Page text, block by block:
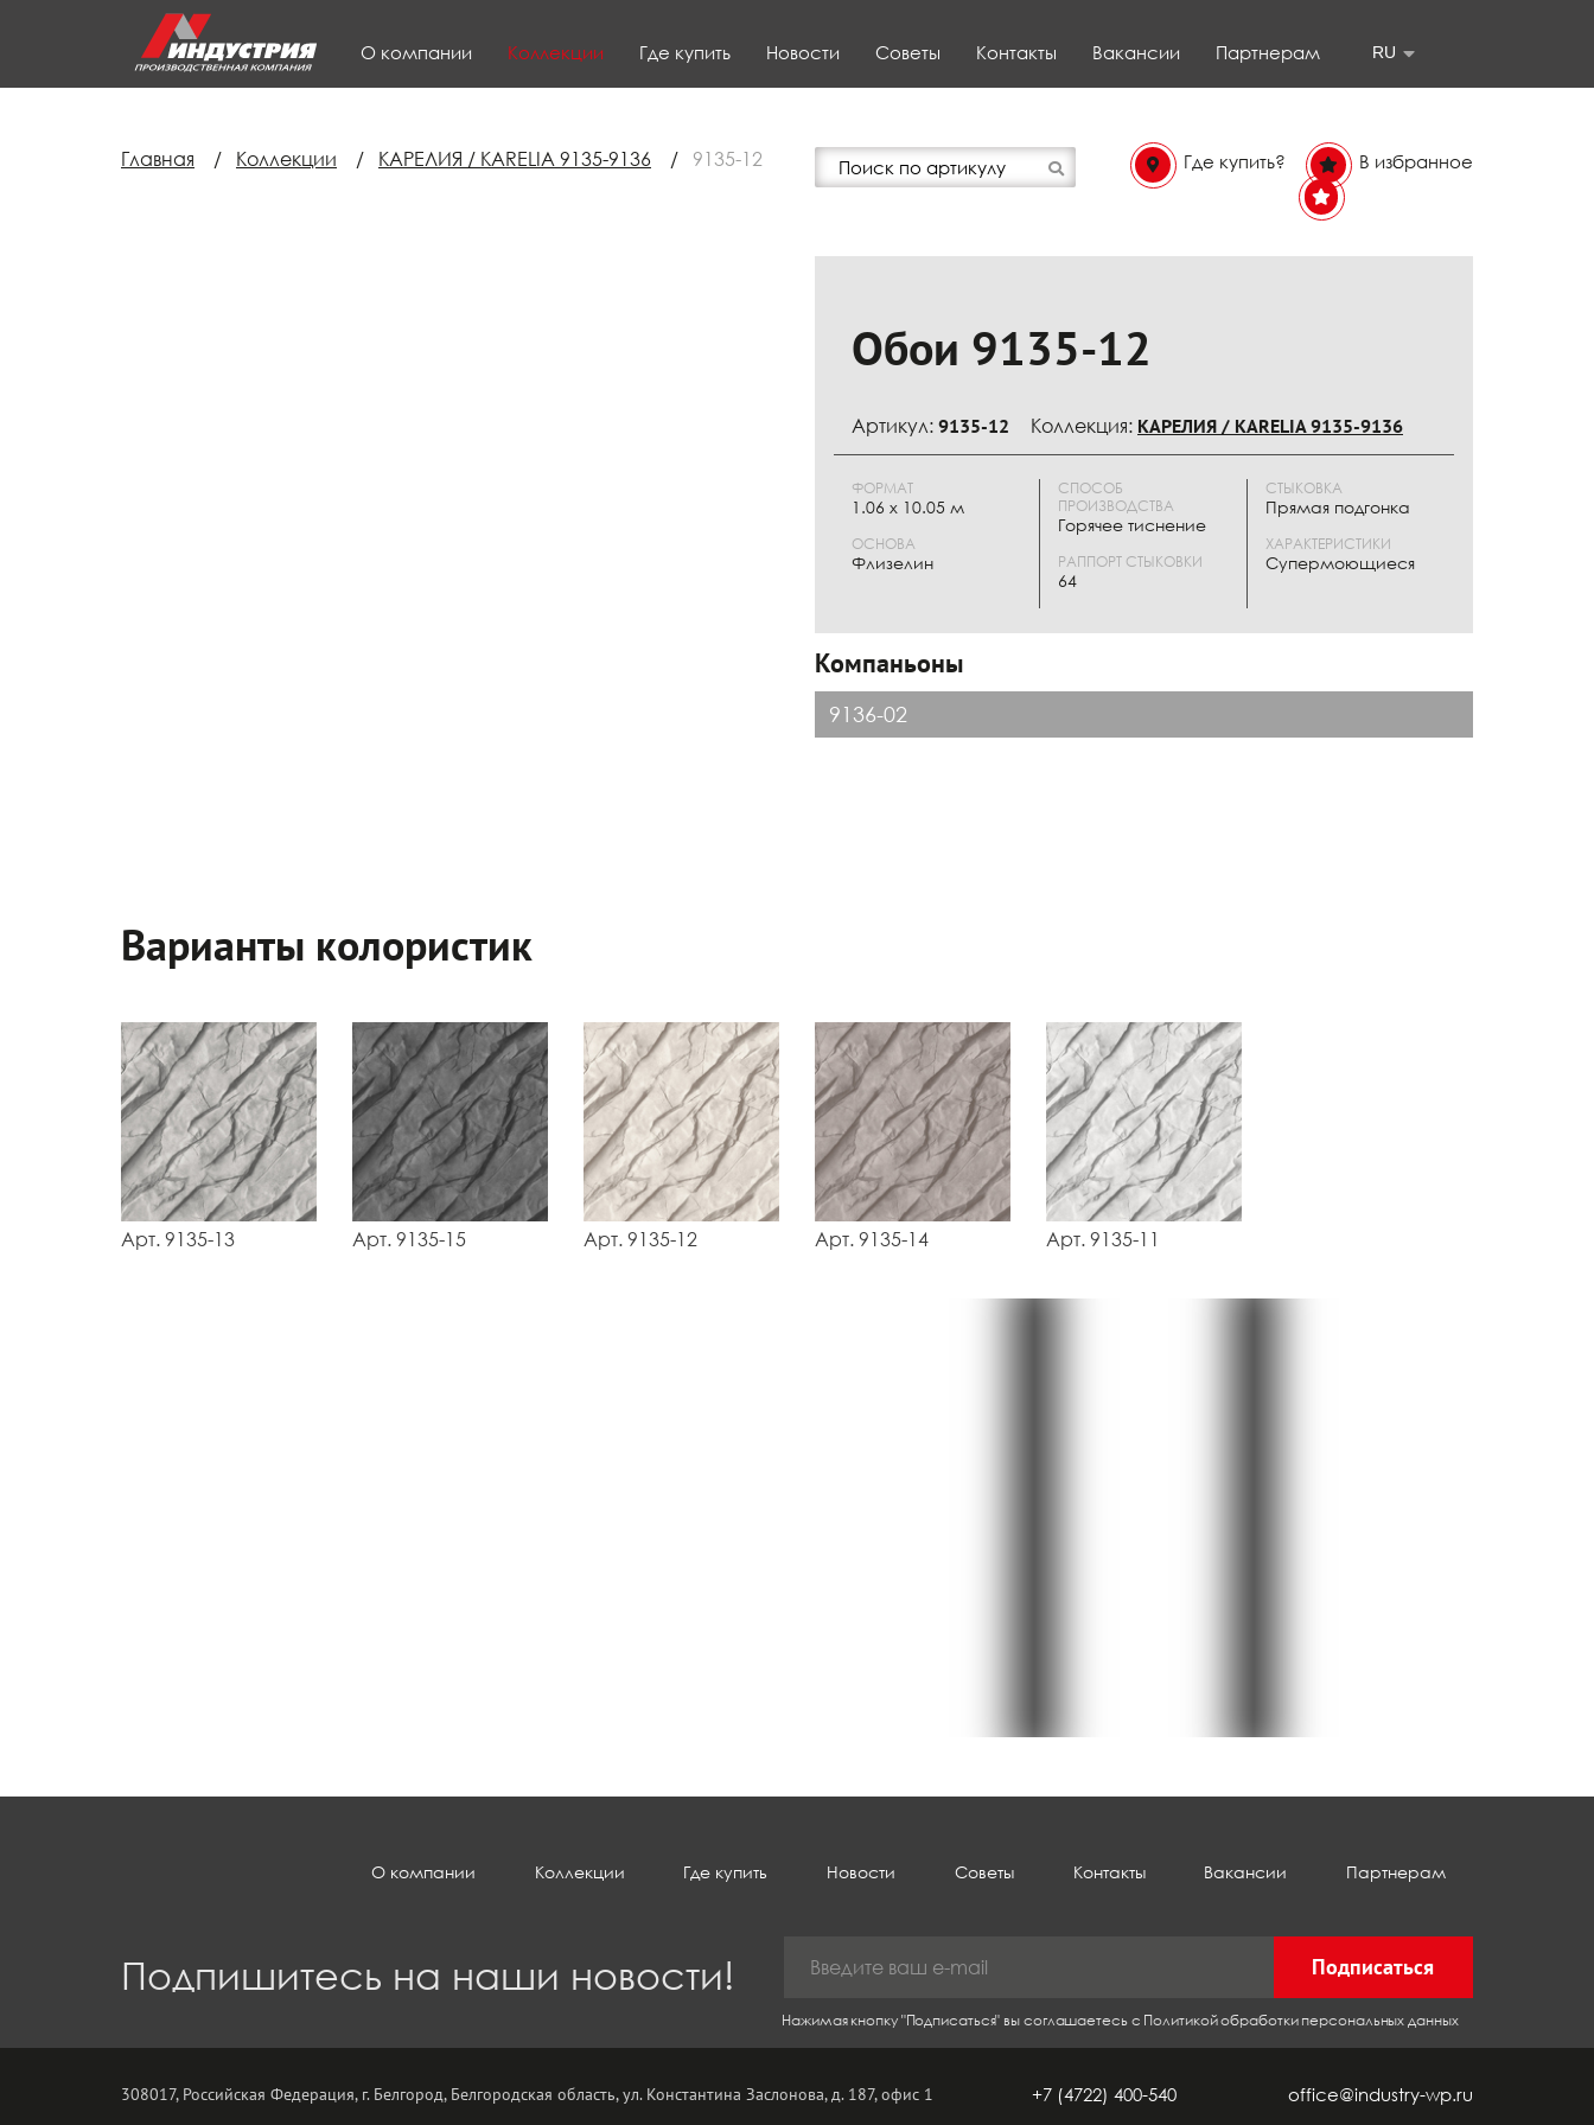
О компании Коллекции Где купить Новости Советы Контакты Вакансии Партнерам RU
Главная / Коллекции / КАРЕЛИЯ / KARELIA 9135-9136 / 9135-12 Где купить? В избранное
Обои 9135-12
Артикул: 9135-12 Коллекция: КАРЕЛИЯ / KARELIA 9135-9136
ФОРМАТ
1.06 x 10.05 м
ОСНОВА
Флизелин
СПОСОБ
ПРОИЗВОДСТВА
Горячее тиснение
РАППОРТ СТЫКОВКИ
64
СТЫКОВКА
Прямая подгонка
ХАРАКТЕРИСТИКИ
Супермоющиеся
Компаньоны
9136-02
Варианты колористик
Арт. 9135-13 Арт. 9135-15 Арт. 9135-12 Арт. 9135-14 Арт. 9135-11
О компании Коллекции Где купить Новости Советы Контакты Вакансии Партнерам
Подпишитесь на наши новости! Подписаться
Нажимая кнопку "Подписаться" вы соглашаетесь с Политикой обработки персональных данных
308017, Российская Федерация, г. Белгород, Белгородская область, ул. Константина Заслонова, д. 187, офис 1 +7 (4722) 400-540 office@industry-wp.ru